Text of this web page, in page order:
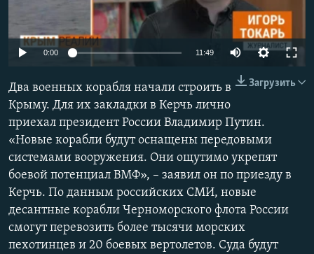
ПОБЕДИТЕЛЕЙ НЕ СУДЯТ?
КРЫМ.НЕПОКОРЕННЫЙ
УКРАИНСКАЯ ПРОБЛЕМА КРЫМА
ПРИСОЕДИНЯЙТЕСЬ!
Все сайты RFE/RL
Auto 360p 480p
1080p
0:00 11:49 Auto
240p
480p
1080p
Загрузить
Два военных корабля начали строить в
Крыму. Для их закладки в Керчь лично
приехал президент России Владимир Путин.
«Новые корабли будут оснащены передовыми
системами вооружения. Они ощутимо укрепят
боевой потенциал ВМФ», – заявил он по приезду в
Керчь. По данным российских СМИ, новые
десантные корабли Черноморского флота России
смогут перевозить более тысячи морских
пехотинцев и 20 боевых вертолетов. Суда будут